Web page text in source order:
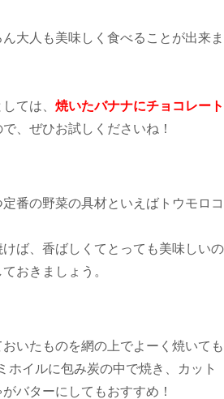
大人も美味しく食べることが出来ま
ては、 焼いたバナナにチョコレート
、ぜひお試しくださいね！
番の野菜の具材といえばトウモロコ
ば、香ばしくてとっても美味しいの
おきましょう。
いたものを網の上でよーく焼いても
ホイルに包み炭の中で焼き、カット
バターにしてもおすすめ！